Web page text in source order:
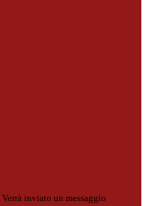
Verrà inviato un messaggio